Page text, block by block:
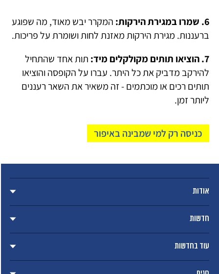
6. שמרו במגירת הירקות:
המקרר יבש מאוד, מה שפוגע
ברעננות. מגירת הירקות מאזנת לחות ושומרת על פריכות.
7. הוציאו תותים מקולקלים מיד:
תות אחד שהתחיל
להירקב מדביק את כל היתר. עברו על הקופסה והוציאו
תותים רכים או מוכתמים - זה משאיר את השאר רעננים
ליותר זמן.
כניסה רק למי שמבינה באיפור
אודות
חדשות
עוד בחדשות